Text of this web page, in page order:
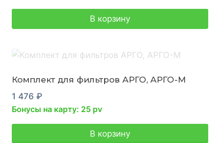
В корзину
Комплект для фильтров АРГО, АРГО-М
1 476 ₽
Бонусы на карту: 25 pv
В корзину